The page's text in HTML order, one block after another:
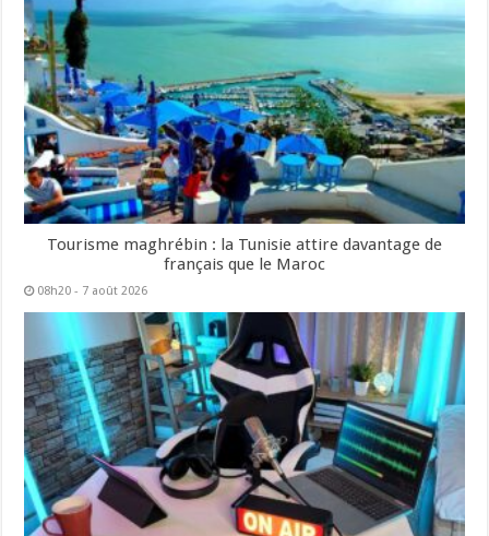
Tourisme maghrébin : la Tunisie attire davantage de
français que le Maroc
08h20 - 7 août 2026